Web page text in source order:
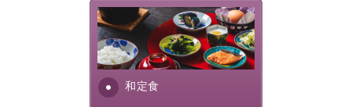
・環境に配慮したアメニティをご用意
・館内フリーWi-Fi
・チェックイン15時、チェックアウト10時
和定食
さっぱりとした和食膳に使わ
れる食材は、諏訪の名産品を
ふんだんに取り入れ、安心・
安全を心掛けた長野県産...